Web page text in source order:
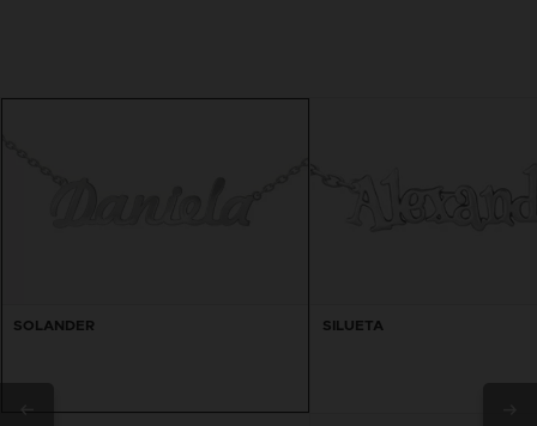
SOLANDER SILUETA